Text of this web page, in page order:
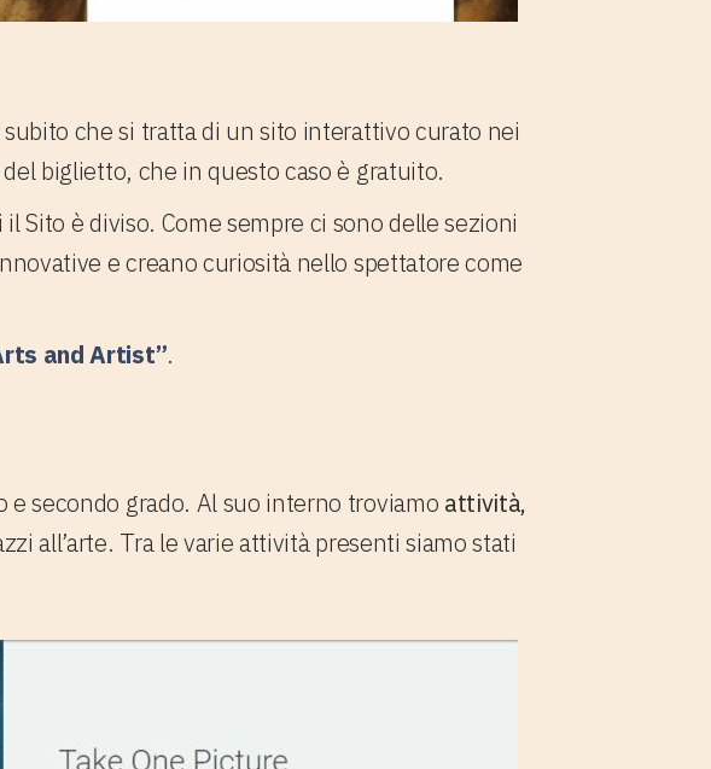
subito che si tratta di un sito interattivo curato nei
biglietto, che in questo caso è gratuito.
Sito è diviso. Come sempre ci sono delle sezioni
e creano curiosità nello spettatore come
and Artist”.
secondo grado. Al suo interno troviamo attività,
all’arte. Tra le varie attività presenti siamo stati